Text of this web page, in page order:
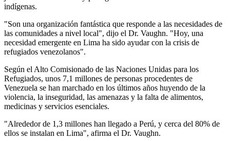
indígenas.
"Son una organización fantástica que responde a las necesidades de
las comunidades a nivel local", dijo el Dr. Vaughn. "Hoy, una
necesidad emergente en Lima ha sido ayudar con la crisis de
refugiados venezolanos".
Según el Alto Comisionado de las Naciones Unidas para los
Refugiados, unos 7,1 millones de personas procedentes de
Venezuela se han marchado en los últimos años huyendo de la
violencia, la inseguridad, las amenazas y la falta de alimentos,
medicinas y servicios esenciales.
"Alrededor de 1,3 millones han llegado a Perú, y cerca del 80% de
ellos se instalan en Lima", afirma el Dr. Vaughn.